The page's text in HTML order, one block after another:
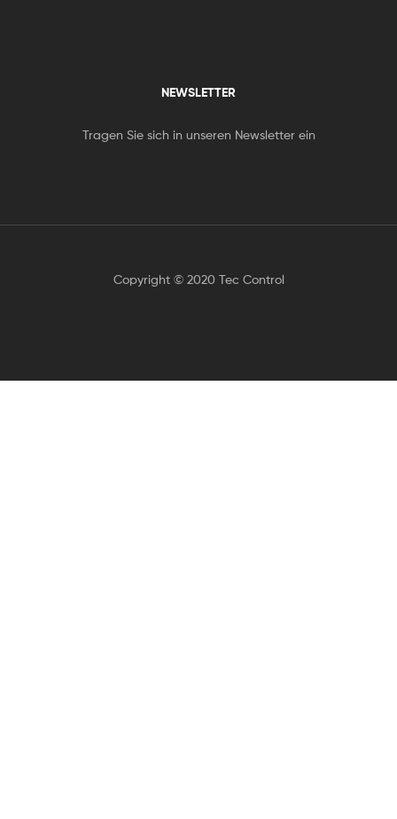
NEWSLETTER
Tragen Sie sich in unseren Newsletter ein
Copyright © 2020 Tec Control